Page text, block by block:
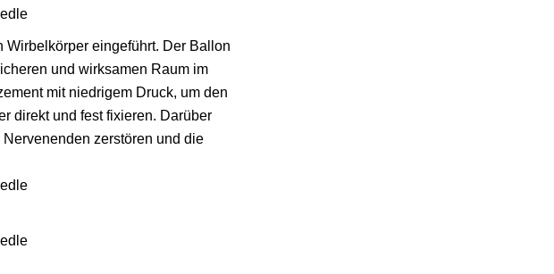
eingeführt. Der Ballon
und wirksamen Raum im
mit niedrigem Druck, um den
direkt und fest fixieren. Darüber
zerstören und die